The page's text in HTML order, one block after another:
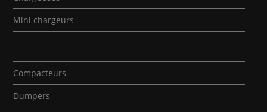
Mini chargeurs
Compacteurs
Dumpers